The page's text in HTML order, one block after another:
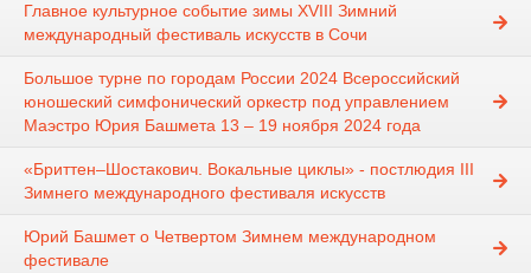
Главное культурное событие зимы XVIII Зимний
международный фестиваль искусств в Сочи
Большое турне по городам России 2024 Всероссийский
юношеский симфонический оркестр под управлением
Маэстро Юрия Башмета 13 – 19 ноября 2024 года
«Бриттен–Шостакович. Вокальные циклы» - постлюдия III
Зимнего международного фестиваля искусств
Юрий Башмет о Четвертом Зимнем международном
фестивале